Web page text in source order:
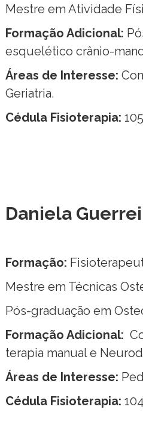
Mestre em Atividade
Formação Adicional:
esquelético crânio-
Áreas de Interesse:
Geriatria.
Cédula Fisioterapia:
Daniela
Formação:
Mestre em Técnicas
Pós-graduação em
Formação Adicional:
terapia manual e
Áreas de Interesse:
Cédula Fisioterapia: